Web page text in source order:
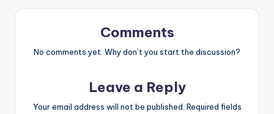
Comments
No comments yet. Why don’t you start the discussion?
Leave a Reply
Your email address will not be published. Required fields